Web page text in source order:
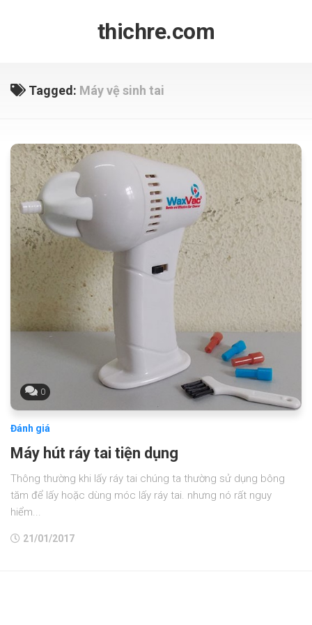
thichre.com
Tagged: Máy vệ sinh tai
0
Đánh giá
Máy hút ráy tai tiện dụng
Thông thường khi lấy ráy tai chúng ta thường sử dụng bông
tăm để lấy hoặc dùng móc lấy ráy tai. nhưng nó rất nguy
hiểm...
21/01/2017